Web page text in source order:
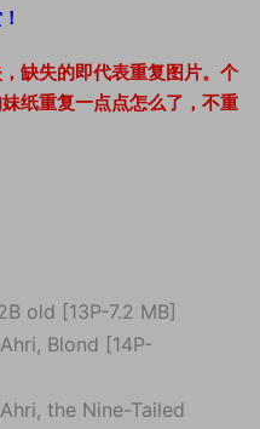
缺失的即代表重复图片。个
纸重复一点点怎么了，不重
old [13P-7.2 MB]
Blond [14P-
the Nine-Tailed